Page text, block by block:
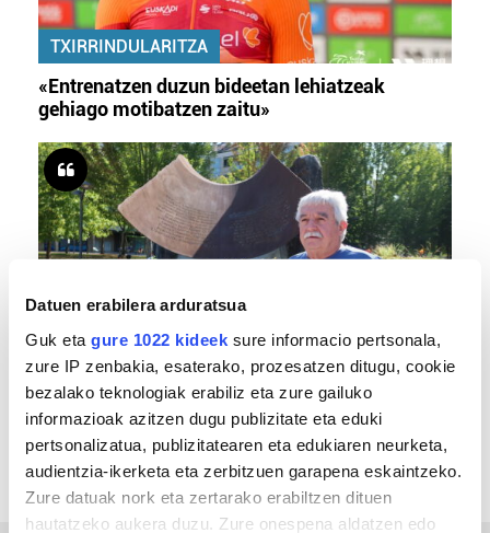
Datuen erabilera arduratsua
Guk eta gure 1022 kideek sure informacio pertsonala,
zure IP zenbakia, esaterako, prozesatzen ditugu, cookie
bezalako teknologiak erabiliz eta zure gailuko
informazioak azitzen dugu publizitate eta eduki
pertsonalizatua, publizitatearen eta edukiaren neurketa,
audientzia-ikerketa eta zerbitzuen garapena eskaintzeko.
Zure datuak nork eta zertarako erabiltzen dituen
hautatzeko aukera duzu. Zure onespena aldatzen edo
TXIRRINDULARITZA
«Entrenatzen duzun bideetan lehiatzeak
gehiago motibatzen zaitu»
MEMORIA HISTORIKOA
«Gai tabua izan da etxe gehienetan, jendeak
azkeneko momentuan hitz egin du»